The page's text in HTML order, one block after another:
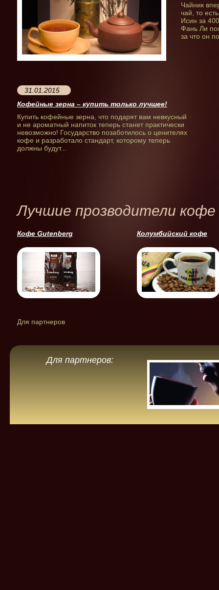
Чайник
чай, то
Исин за
Фань Ли
за что он
31.01.2015
Кофейные зерна – купить только лучшее!
Купить кофейные зерна, что подарят вам невкусный
и не ароматный напиток теперь станет практически
невозможно! Государство позаботилось о ценителях
кофе и разработало стандарт, которому теперь
должны будут...
Лучшие прозводители кофе
Кофе Gutenberg Колумбийский кофе
Для партнеров
Для партнеров: